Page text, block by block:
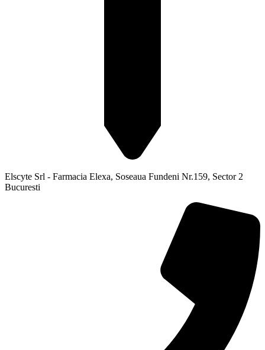
Elscyte Srl - Farmacia Elexa, Soseaua Fundeni Nr.159, Sector 2
Bucuresti